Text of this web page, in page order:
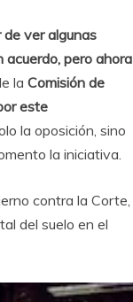
ver algunas
pero ahora
la Comisión de
este
la oposición, sino
la iniciativa.
contra la Corte,
del suelo en el